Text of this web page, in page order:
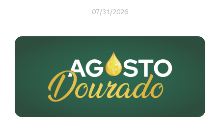
07/31/2026